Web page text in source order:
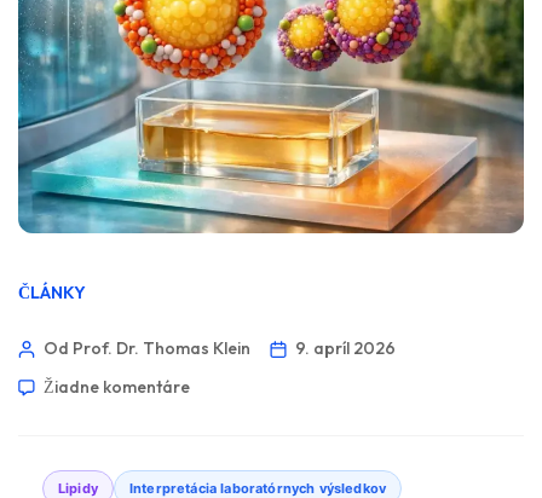
ČLÁNKY
Od Prof. Dr. Thomas Klein
9. apríl 2026
Žiadne komentáre
Lipidy Interpretácia laboratórnych výsledkov